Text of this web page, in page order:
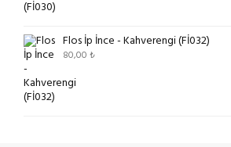
Flos İp İnce - Kahverengi (Fİ032)
80,00 ₺